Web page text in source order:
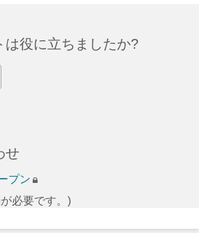
は役に立ちましたか?
せ
プン
が必要です。)